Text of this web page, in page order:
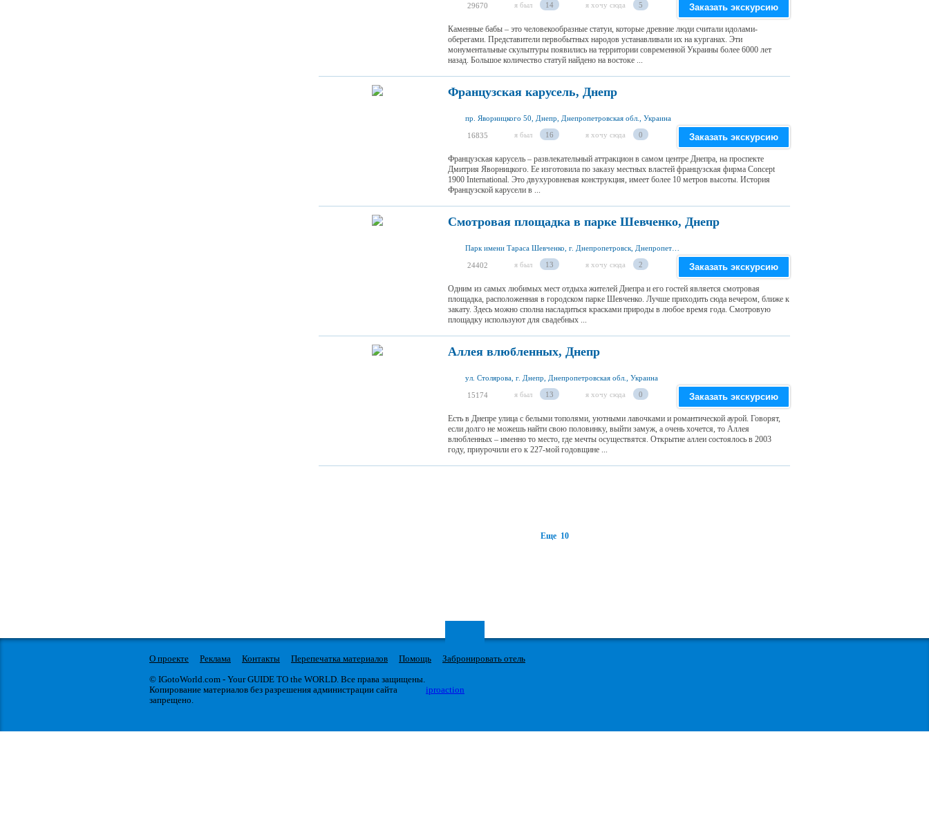
29670 я был 14 я хочу сюда 5 Заказать экскурсию
Каменные бабы – это человекообразные статуи, которые древние люди считали идолами-
оберегами. Представители первобытных народов устанавливали их на курганах. Эти
монументальные скульптуры появились на территории современной Украины более 6000 лет
назад. Большое количество статуй найдено на востоке ...
Французская карусель, Днепр
пр. Яворницкого 50, Днепр, Днепропетровская обл., Украина
16835 я был 16 я хочу сюда 0 Заказать экскурсию
Французская карусель – развлекательный аттракцион в самом центре Днепра, на проспекте
Дмитрия Яворницкого. Ее изготовила по заказу местных властей французская фирма Concept
1900 International. Это двухуровневая конструкция, имеет более 10 метров высоты. История
Французской карусели в ...
Смотровая площадка в парке Шевченко, Днепр
24402 я был 13 я хочу сюда 2 Заказать экскурсию
Одним из самых любимых мест отдыха жителей Днепра и его гостей является смотровая
площадка, расположенная в городском парке Шевченко. Лучше приходить сюда вечером, ближе к
закату. Здесь можно сполна насладиться красками природы в любое время года. Смотровую
площадку используют для свадебных ...
Аллея влюбленных, Днепр
ул. Столярова, г. Днепр, Днепропетровская обл., Украина
15174 я был 13 я хочу сюда 0 Заказать экскурсию
Есть в Днепре улица с белыми тополями, уютными лавочками и романтической аурой. Говорят,
если долго не можешь найти свою половинку, выйти замуж, а очень хочется, то Аллея
влюбленных – именно то место, где мечты осуществятся. Открытие аллеи состоялось в 2003
году, приурочили его к 227-мой годовщине ...
Еще 10
О проекте Реклама Контакты Перепечатка материалов Помощь
Забронировать отель
© IGotoWorld.com - Your GUIDE TO the WORLD. Все права защищены.
Копирование материалов без разрешения администрации сайта
запрещено.
iproaction